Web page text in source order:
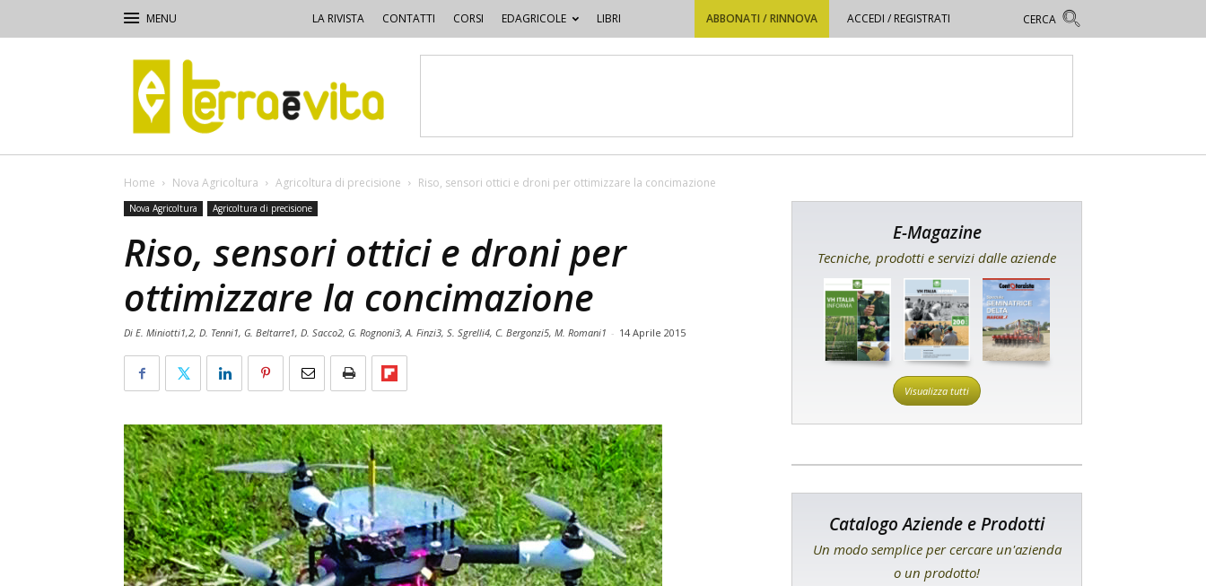
LA RIVISTA CONTATTI CORSI EDAGRICOLE LIBRI ABBONATI / RINNOVA ACCEDI / REGISTRATI
Terra
e
Vita
Home Nova Agricoltura Agricoltura di precisione Riso, sensori ottici e droni per ottimizzare la concimazione
Nova Agricoltura Agricoltura di precisione
Riso, sensori ottici e droni per
ottimizzare la concimazione
Di E. Miniotti1,2, D. Tenni1, G. Beltarre1, D. Sacco2, G. Rognoni3, A. Finzi3, S. Sgrelli4, C. Bergonzi5, M. Romani1 - 14 Aprile 2015
E-Magazine
Tecniche, prodotti e servizi dalle aziende
Visualizza tutti
Catalogo Aziende e Prodotti
Un modo semplice per cercare un'azienda
o un prodotto!